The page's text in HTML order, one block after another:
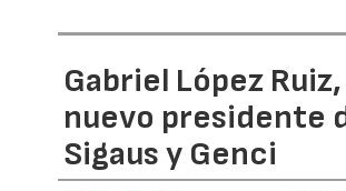
Gabriel López Ruiz,
nuevo presidente
Sigaus y Genci